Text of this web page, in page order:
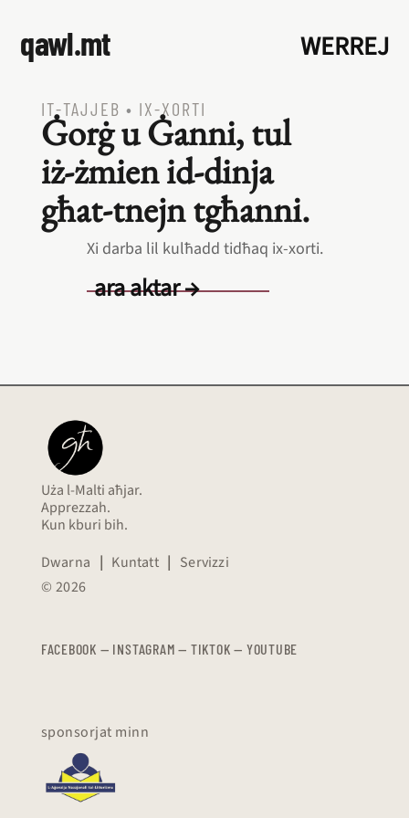
qawl.mt WERREJ
IT‑TAJJEB • IX‑XORTI
Ġorġ u Ġanni, tul
iż‑żmien id‑dinja
għat‑tnejn tgħanni.
Xi darba lil kulħadd tidħaq ix‑xorti.
ara aktar →
Uża l-Malti aħjar.
Apprezzah.
Kun kburi bih.
Dwarna | Kuntatt | Servizzi
© 2026
FACEBOOK — INSTAGRAM — TIKTOK — YOUTUBE
sponsorjat minn